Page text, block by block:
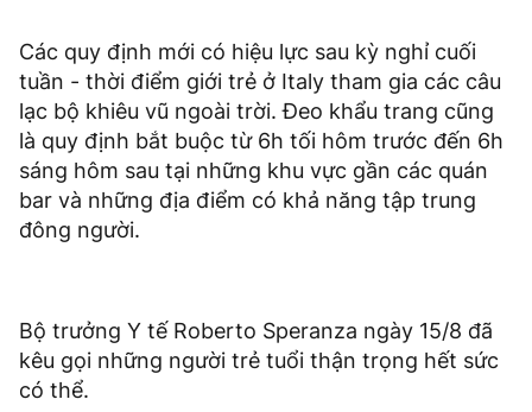
Các quy định mới có hiệu lực sau kỳ nghỉ cuối
tuần - thời điểm giới trẻ ở Italy tham gia các câu
lạc bộ khiêu vũ ngoài trời. Đeo khẩu trang cũng
là quy định bắt buộc từ 6h tối hôm trước đến 6h
sáng hôm sau tại những khu vực gần các quán
bar và những địa điểm có khả năng tập trung
đông người.
Bộ trưởng Y tế Roberto Speranza ngày 15/8 đã
kêu gọi những người trẻ tuổi thận trọng hết sức
có thể.